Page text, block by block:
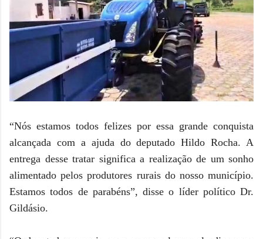
“Nós estamos todos felizes por essa grande conquista
alcançada com a ajuda do deputado Hildo Rocha. A
entrega desse tratar significa a realização de um sonho
alimentado pelos produtores rurais do nosso município.
Estamos todos de parabéns”, disse o líder político Dr.
Gildásio.